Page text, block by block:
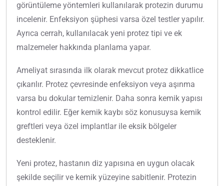
görüntüleme yöntemleri kullanılarak protezin durumu
incelenir. Enfeksiyon şüphesi varsa özel testler yapılır.
Ayrıca cerrah, kullanılacak yeni protez tipi ve ek
malzemeler hakkında planlama yapar.
Ameliyat sırasında ilk olarak mevcut protez dikkatlice
çıkarılır. Protez çevresinde enfeksiyon veya aşınma
varsa bu dokular temizlenir. Daha sonra kemik yapısı
kontrol edilir. Eğer kemik kaybı söz konusuysa kemik
greftleri veya özel implantlar ile eksik bölgeler
desteklenir.
Yeni protez, hastanın diz yapısına en uygun olacak
şekilde seçilir ve kemik yüzeyine sabitlenir. Protezin